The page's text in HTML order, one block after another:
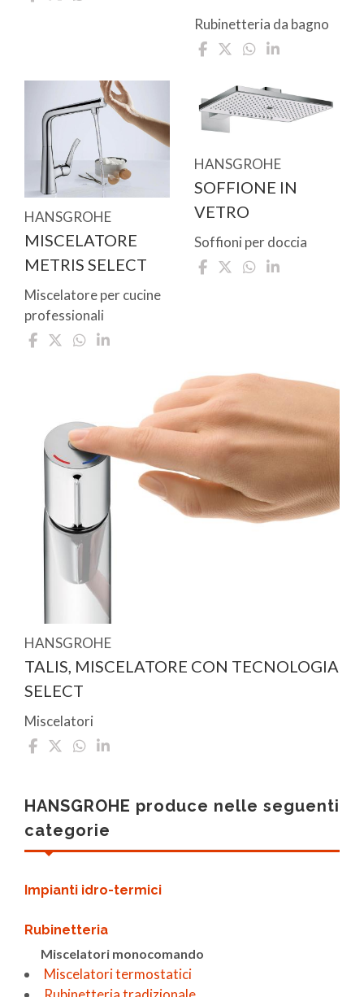
Rubinetteria da bagno
HANSGROHE
MISCELATORE
METRIS SELECT
Miscelatore per cucine
professionali
HANSGROHE
SOFFIONE IN
VETRO
Soffioni per doccia
HANSGROHE
TALIS, MISCELATORE CON TECNOLOGIA
SELECT
Miscelatori
HANSGROHE produce nelle seguenti
categorie
Impianti idro-termici
Rubinetteria
Miscelatori monocomando
Miscelatori termostatici